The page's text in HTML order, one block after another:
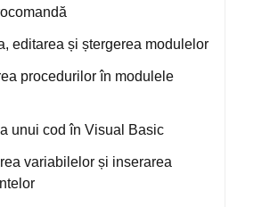
editarea și ștergerea modulelor
procedurilor în modulele
unui cod în Visual Basic
variabilelor și inserarea